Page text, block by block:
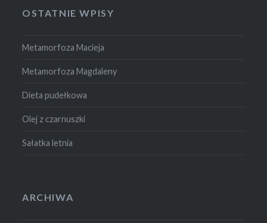
OSTATNIE WPISY
Metamorfoza Macieja
Metamorfoza Magdaleny
Dieta pudełkowa
Olej z czarnuszki
Sałatka letnia
ARCHIWA